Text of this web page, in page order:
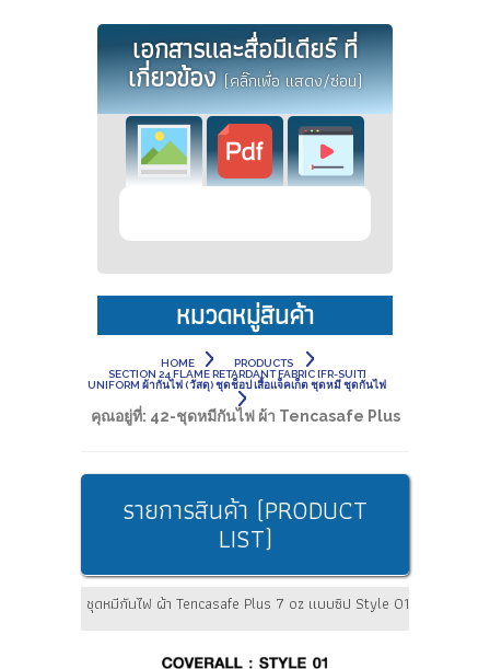
เอกสารและสื่อมีเดียร์ ที่
เกี่ยวข้อง(คลิ๊กเพื่อ แสดง/ซ่อน)
หมวดหมู่สินค้า
HOME
PRODUCTS
SECTION 24 FLAME RETARDANT FABRIC [FR-SUIT]
UNIFORM ผ้ากันไฟ (วัสดุ) ชุดช็อป เสื้อแจ็คเก็ต ชุดหมี ชุดกันไฟ
คุณอยู่ที่: 42-ชุดหมีกันไฟ ผ้า Tencasafe Plus
รายการสินค้า (PRODUCT
LIST)
ชุดหมีกันไฟ ผ้า Tencasafe Plus 7 oz แบบซิป Style 01 ยี่ห้อ